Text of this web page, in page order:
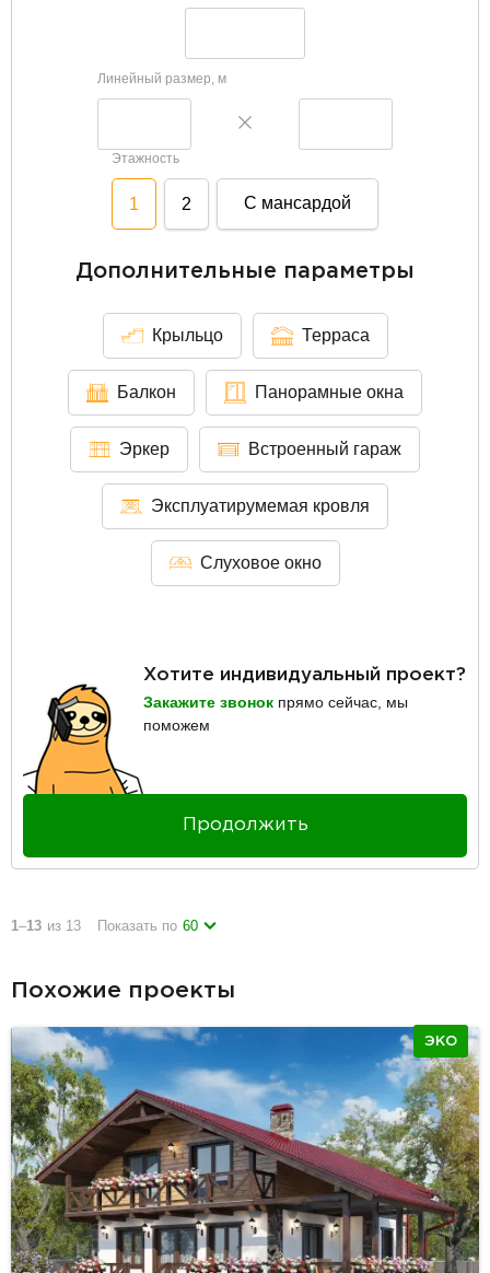
Линейный размер, м
Этажность
1 2 С мансардой
Дополнительные параметры
Крыльцо Терраса
Балкон Панорамные окна
Эркер Встроенный гараж
Эксплуатирумемая кровля
Слуховое окно
Хотите индивидуальный проект?
Закажите звонок прямо сейчас, мы
поможем
Продолжить
1–13 из 13 Показать по 60
Похожие проекты
ЭКО